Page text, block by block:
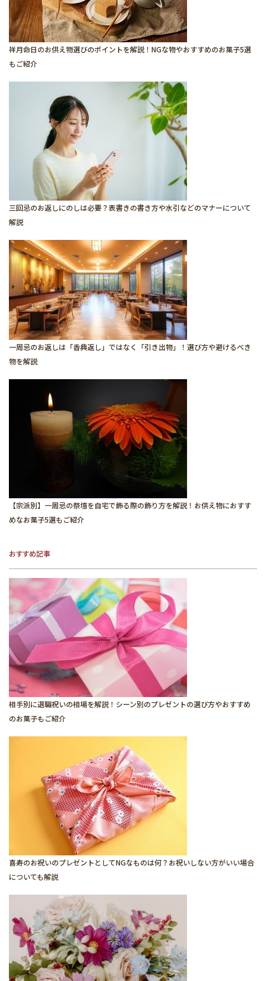
祥月命日のお供え物選びのポイントを解説！NGな物やおすすめのお菓子5選
もご紹介
三回忌のお返しにのしは必要？表書きの書き方や水引などのマナーについて
解説
一周忌のお返しは「香典返し」ではなく「引き出物」！選び方や避けるべき
物を解説
【宗派別】一周忌の祭壇を自宅で飾る際の飾り方を解説！お供え物におすす
めなお菓子5選もご紹介
おすすめ記事
相手別に退職祝いの相場を解説！シーン別のプレゼントの選び方やおすすめ
のお菓子もご紹介
喜寿のお祝いのプレゼントとしてNGなものは何？お祝いしない方がいい場合
についても解説